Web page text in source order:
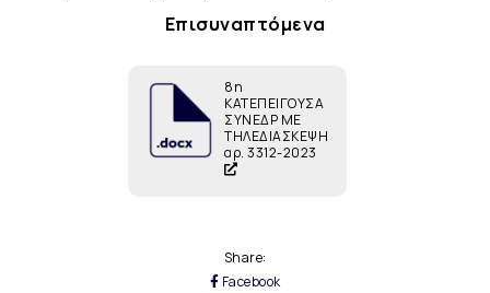
Επισυναπτόμενα
8η
ΚΑΤΕΠΕΙΓΟΥΣΑ
ΣΥΝΕΔΡ ΜΕ
ΤΗΛΕΔΙΑΣΚΕΨΗ
αρ. 3312-2023
Share:
Facebook